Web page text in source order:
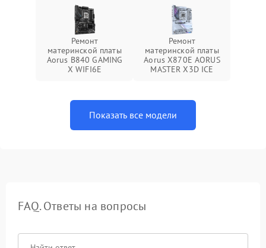
Ремонт
материнской платы
Aorus B840 GAMING
X WIFI6E
Ремонт
материнской платы
Aorus X870E AORUS
MASTER X3D ICE
Показать все модели
FAQ. Ответы на вопросы